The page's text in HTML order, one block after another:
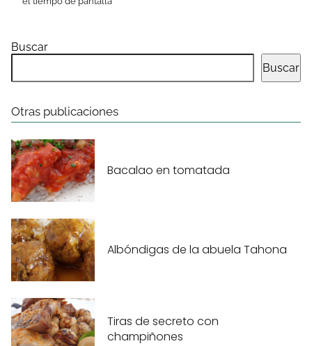
Buscar
Buscar
Otras publicaciones
Bacalao en tomatada
Albóndigas de la abuela Tahona
Tiras de secreto con
champiñones